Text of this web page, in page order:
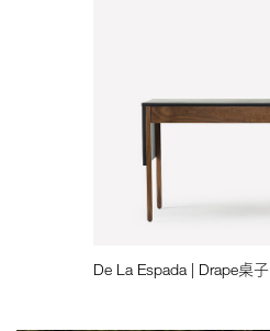
De La Espada | Drape桌子